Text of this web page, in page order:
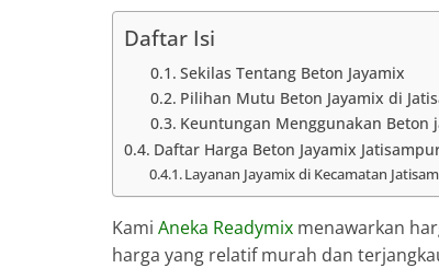
Daftar Isi
Sekilas Tentang Beton Jayamix
Pilihan Mutu Beton Jayamix di
Keuntungan Menggunakan Beton
Daftar Harga Beton Jayamix
Layanan Jayamix di Kecamatan
Kami Aneka Readymix menawarkan
harga yang relatif murah dan